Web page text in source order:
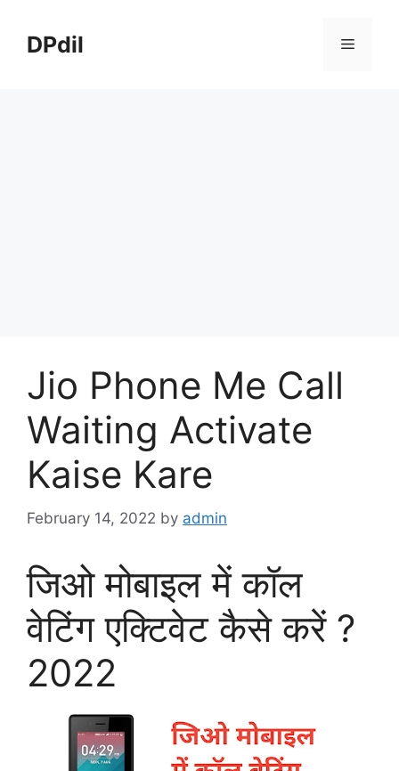
contentDPdil Menu
Jio Phone Me Call
Waiting Activate
Kaise Kare
February 14, 2022 by admin
जिओ मोबाइल में कॉल
वेटिंग एक्टिवेट कैसे करें ?
2022